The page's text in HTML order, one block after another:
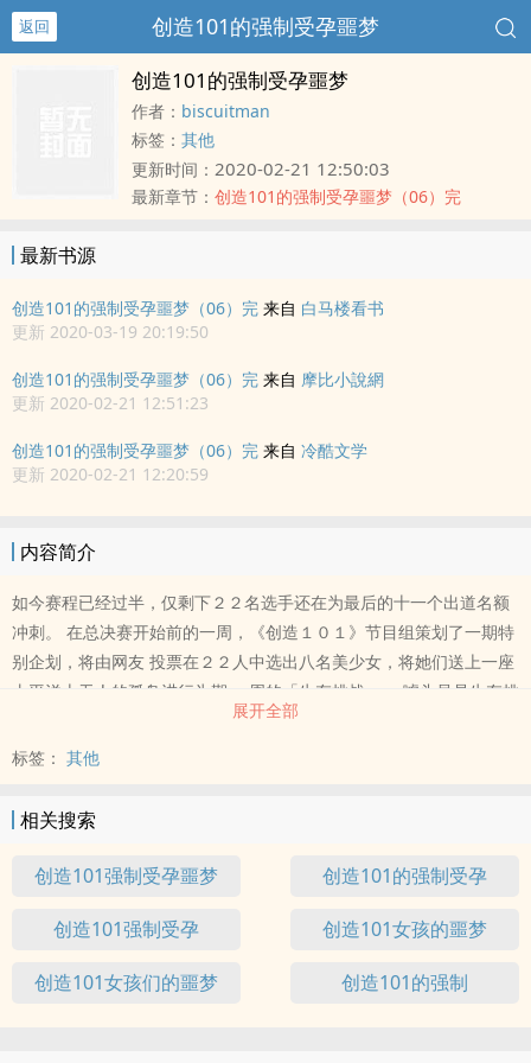
返回 创造101的强制受孕噩梦
创造101的强制受孕噩梦
作者： biscuitman
标签： 其他
更新时间： 2020-02-21 12:50:03
最新章节： 创造101的强制受孕噩梦（06）完
最新书源
创造101的强制受孕噩梦（06）完 来自 白马楼看书
更新 2020-03-19 20:19:50
创造101的强制受孕噩梦（06）完 来自 摩比小說網
更新 2020-02-21 12:51:23
创造101的强制受孕噩梦（06）完 来自 冷酷文学
更新 2020-02-21 12:20:59
内容简介
如今赛程已经过半，仅剩下２２名选手还在为最后的十一个出道名额
冲刺。 在总决赛开始前的一周，《创造１０１》节目组策划了一期特
别企划，将由网友 投票在２２人中选出八名美少女，将她们送上一座
太平洋上无人的孤岛进行为期 一周的「生存挑战」。 噱头虽是生存挑
战，但实际上节目组会在岛上非常显眼的位置放置一些食物 卡，通过
卡片上的指示寻找到可以度过一周的食物。最终，等到少女们回来，
节目。
展开全部
标签： 其他
相关搜索
创造101强制受孕噩梦 创造101的强制受孕
创造101强制受孕 创造101女孩的噩梦
创造101女孩们的噩梦 创造101的强制